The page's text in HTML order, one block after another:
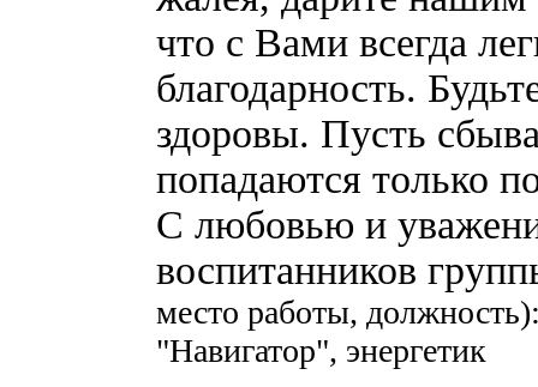
что с Вами всегда
благодарность.
здоровы. Пусть
попадаются только
С любовью и
воспитанников
место работы,
"Навигатор", энергетик